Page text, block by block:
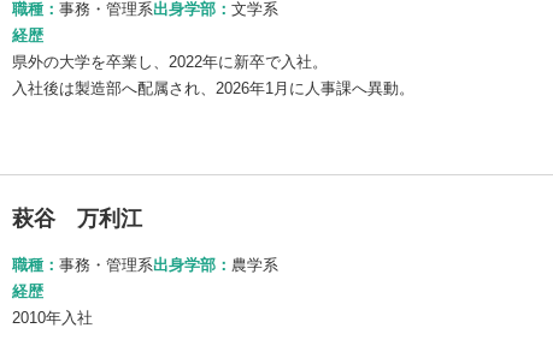
職種： 事務・管理系出身学部： 文学系
経歴
県外の大学を卒業し、2022年に新卒で入社。
入社後は製造部へ配属され、2026年1月に人事課へ異動。
萩谷 万利江
職種： 事務・管理系出身学部： 農学系
経歴
2010年入社